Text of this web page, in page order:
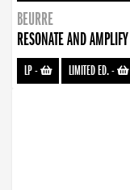
BEURRE
RESONATE AND AMPLIFY
LP- LIMITED ED.-